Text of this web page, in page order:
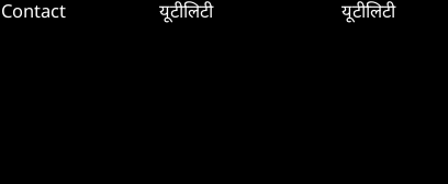
Contact
यूटीलिटी
यूटीलिटी